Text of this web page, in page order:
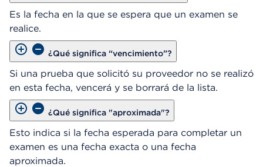
Es la fecha en la que se espera que un examen se
realice.
¿Qué significa “vencimiento”?
Si una prueba que solicitó su proveedor no se realizó
en esta fecha, vencerá y se borrará de la lista.
¿Qué significa "aproximada"?
Esto indica si la fecha esperada para completar un
examen es una fecha exacta o una fecha
aproximada.